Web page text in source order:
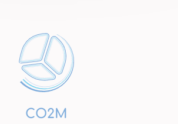
CO2M